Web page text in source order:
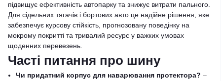
підвищує ефективність автопарку та знижує витрати пального.
Для сідельних тягачів і бортових авто це надійне рішення, яке
забезпечує курсову стійкість, прогнозовану поведінку на
мокрому покритті та тривалий ресурс у важких умовах
щоденних перевезень.
Часті питання про шину
Чи придатний корпус для наварювання протектора? –